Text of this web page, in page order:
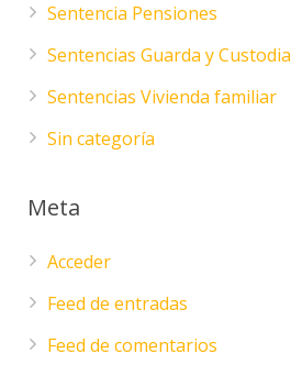
Sentencia Pensiones
Sentencias Guarda y Custodia
Sentencias Vivienda familiar
Sin categoría
Meta
Acceder
Feed de entradas
Feed de comentarios